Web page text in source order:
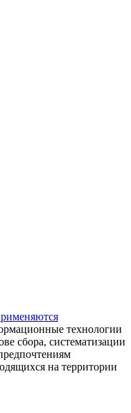
технологии
сбора, систематизации
на территории